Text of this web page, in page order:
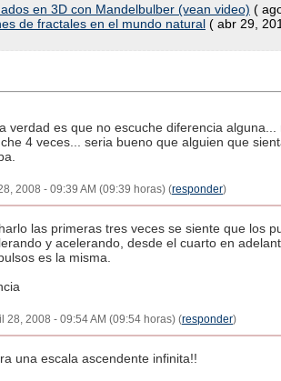
en 3D con Mandelbulber (vean video) (
de fractales en el mundo natural ( abr 29,
verdad es que no escuche diferencia alguna...
4 veces... seria bueno que alguien que
2008 - 09:39 AM (09:39 horas) (responder)
las primeras tres veces se siente que los
y acelerando, desde el cuarto en
es la misma.
28, 2008 - 09:54 AM (09:54 horas) (responder)
una escala ascendente infinita!!